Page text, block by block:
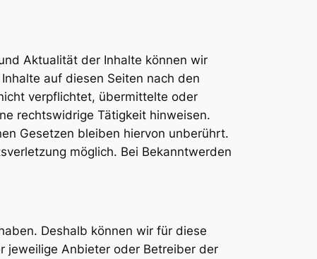
Aktualität der Inhalte können wir
auf diesen Seiten nach den
verpflichtet, übermittelte oder
rechtswidrige Tätigkeit hinweisen.
Gesetzen bleiben hiervon unberührt.
möglich. Bei Bekanntwerden
Deshalb können wir für diese
jeweilige Anbieter oder Betreiber der